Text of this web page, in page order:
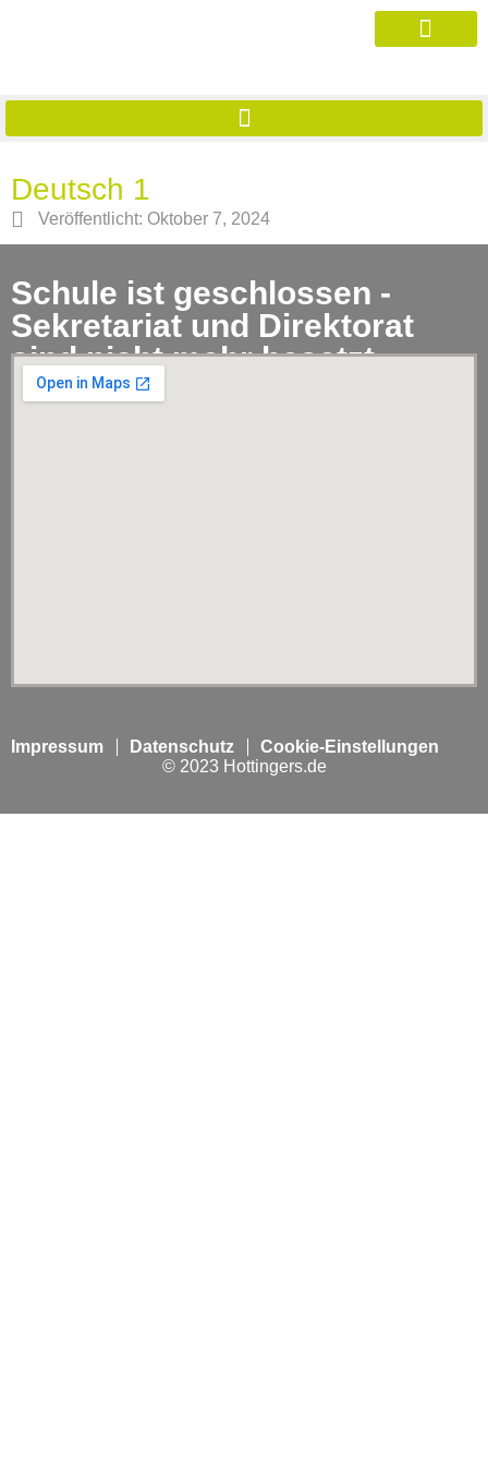
Deutsch 1
Veröffentlicht: Oktober 7, 2024
Schule ist geschlossen -
Sekretariat und Direktorat
sind nicht mehr besetzt.
Impressum Datenschutz
Cookie-Einstellungen
© 2023 Hottingers.de